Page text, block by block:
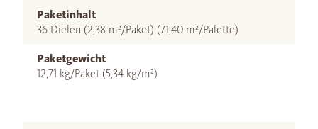
Paketinhalt
36 Dielen (2,38 m²/Paket) (71,40 m²/Palette)
Paketgewicht
12,71 kg/Paket (5,34 kg/m²)